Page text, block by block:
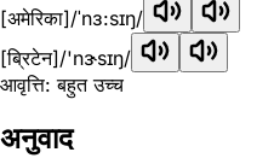
[अमेरिका]/ˈnɜ:sɪŋ/
[ब्रिटेन]/'nɝsɪŋ/
आवृत्ति: बहुत उच्च
अनुवाद